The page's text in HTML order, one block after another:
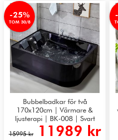
-25%
TOM 30/8
Bubbelbadkar för två
170x120cm | Värmare &
ljusterapi | BK-008 | Svart
15995 kr 11989 kr